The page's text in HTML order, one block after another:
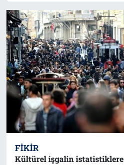
FIKIR
Kültürel işgalin istatistiklere